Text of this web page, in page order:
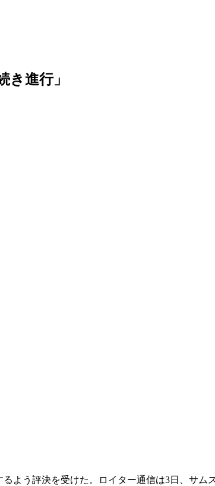
進行」
よう評決を受けた。ロイター通信は3日、サム